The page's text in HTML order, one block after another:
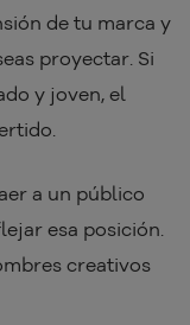
de tu marca y
proyectar. Si
y joven, el
a un público
esa posición.
creativos